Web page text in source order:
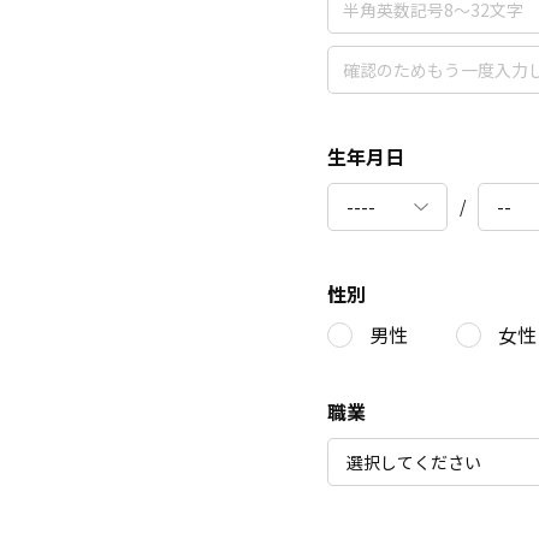
生年月日
/
性別
男性
女性
職業